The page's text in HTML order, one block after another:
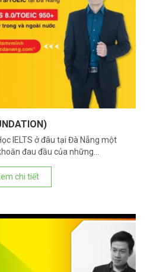
IELTS ở đâu tại Đà Nẵng một
đau đầu của những...
chi tiết